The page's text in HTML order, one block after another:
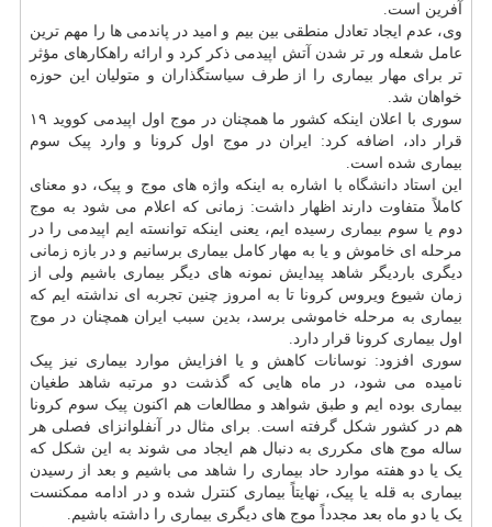
آفرین است.
وی، عدم ایجاد تعادل منطقی بین بیم و امید در پاندمی ها را مهم ترین
عامل شعله ور تر شدن آتش اپیدمی ذکر کرد و ارائه راهکارهای مؤثر
تر برای مهار بیماری را از طرف سیاستگذاران و متولیان این حوزه
خواهان شد.
سوری با اعلان اینکه کشور ما همچنان در موج اول اپیدمی کووید ۱۹
قرار داد، اضافه کرد: ایران در موج اول کرونا و وارد پیک سوم
بیماری شده است.
این استاددانشگاه با اشاره به اینکه واژه های موج و پیک، دو معنای
کاملاً متفاوت دارند اظهار داشت: زمانی که اعلام می شود به موج
دوم یا سوم بیماری رسیده ایم، یعنی اینکه توانسته ایم اپیدمی را در
مرحله ای خاموش و یا به مهار کامل بیماری برسانیم و در بازه زمانی
دیگری باردیگر شاهد پیدایش نمونه های دیگر بیماری باشیم ولی از
زمان شیوع ویروس کرونا تا به امروز چنین تجربه ای نداشته ایم که
بیماری به مرحله خاموشی برسد، بدین سبب ایران همچنان در موج
اول بیماری کرونا قرار دارد.
سوری افزود: نوسانات کاهش و یا افزایش موارد بیماری نیز پیک
نامیده می شود، در ماه هایی که گذشت دو مرتبه شاهد طغیان
بیماری بوده ایم و طبق شواهد و مطالعات هم اکنون پیک سوم کرونا
هم در کشور شکل گرفته است. برای مثال در آنفلوانزای فصلی هر
ساله موج های مکرری به دنبال هم ایجاد می شوند به این شکل که
یک یا دو هفته موارد حاد بیماری را شاهد می باشیم و بعد از رسیدن
بیماری به قله یا پیک، نهایتاً بیماری کنترل شده و در ادامه ممکنست
یک یا دو ماه بعد مجدداً موج های دیگری بیماری را داشته باشیم.